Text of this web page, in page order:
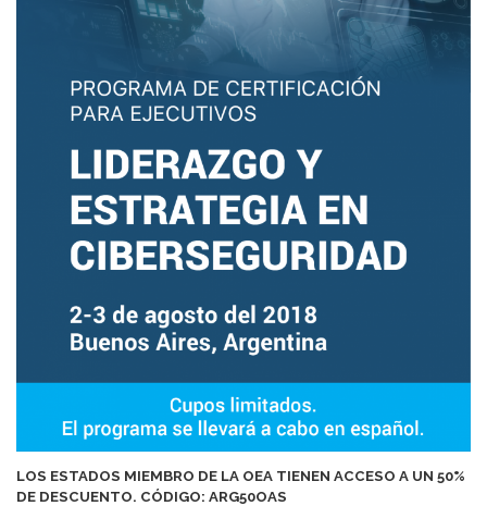
LOS ESTADOS MIEMBRO DE LA OEA TIENEN ACCESO A UN 50%
DE DESCUENTO. CÓDIGO: ARG50OAS